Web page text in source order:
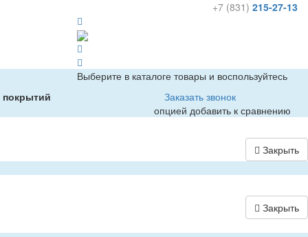
+7 (831) 215-27-13
покрытий Заказать звонок
Выберите в каталоге товары и воспользуйтесь
опцией добавить к сравнению
Закрыть
Закрыть